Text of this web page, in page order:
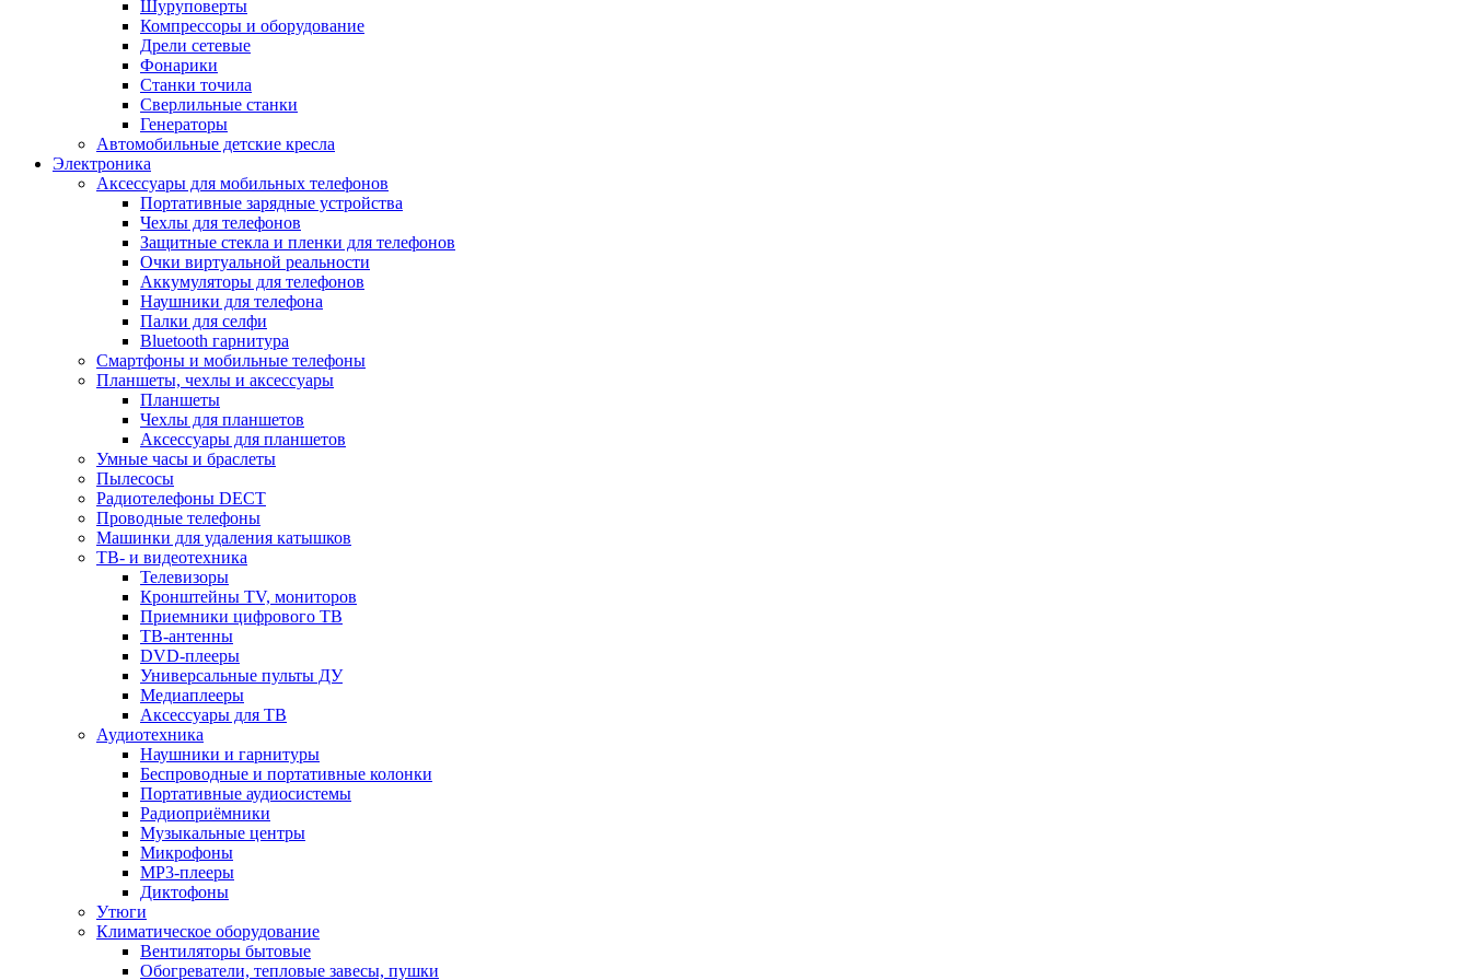
Шуруповерты
Компрессоры и оборудование
Дрели сетевые
Фонарики
Станки точила
Сверлильные станки
Генераторы
Автомобильные детские кресла
Электроника
Аксессуары для мобильных телефонов
Портативные зарядные устройства
Чехлы для телефонов
Защитные стекла и пленки для телефонов
Очки виртуальной реальности
Аккумуляторы для телефонов
Наушники для телефона
Палки для селфи
Bluetooth гарнитура
Смартфоны и мобильные телефоны
Планшеты, чехлы и аксессуары
Планшеты
Чехлы для планшетов
Аксессуары для планшетов
Умные часы и браслеты
Пылесосы
Радиотелефоны DECT
Проводные телефоны
Машинки для удаления катышков
ТВ- и видеотехника
Телевизоры
Кронштейны TV, мониторов
Приемники цифрового ТВ
ТВ-антенны
DVD-плееры
Универсальные пульты ДУ
Медиаплееры
Аксессуары для ТВ
Аудиотехника
Наушники и гарнитуры
Беспроводные и портативные колонки
Портативные аудиосистемы
Радиоприёмники
Музыкальные центры
Микрофоны
MP3-плееры
Диктофоны
Утюги
Климатическое оборудование
Вентиляторы бытовые
Обогреватели, тепловые завесы, пушки